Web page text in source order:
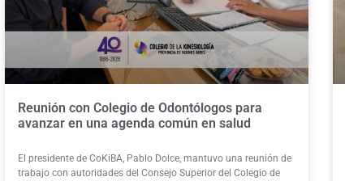
Reunión con Colegio de Odontólogos para
avanzar en una agenda común en salud
El presidente de CoKiBA, Pablo Dolce, mantuvo una reunión de
trabajo con autoridades del Consejo Superior del Colegio de